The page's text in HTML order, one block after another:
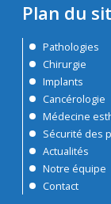
Plan du
Pathologies
Chirurgie
Implants
Cancérologie
Médecine
Sécurité des
Actualités
Notre équipe
Contact